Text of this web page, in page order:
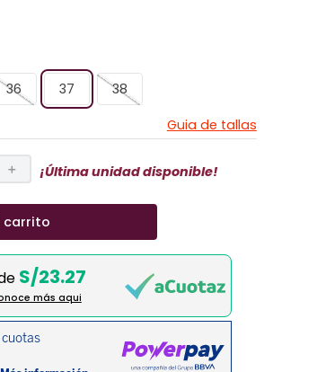
36 37
38
Guia de tallas
＋ ¡Última unidad disponible!
carrito
S/23.27
más aqui